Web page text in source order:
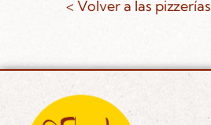
< Volver a las pizzerías